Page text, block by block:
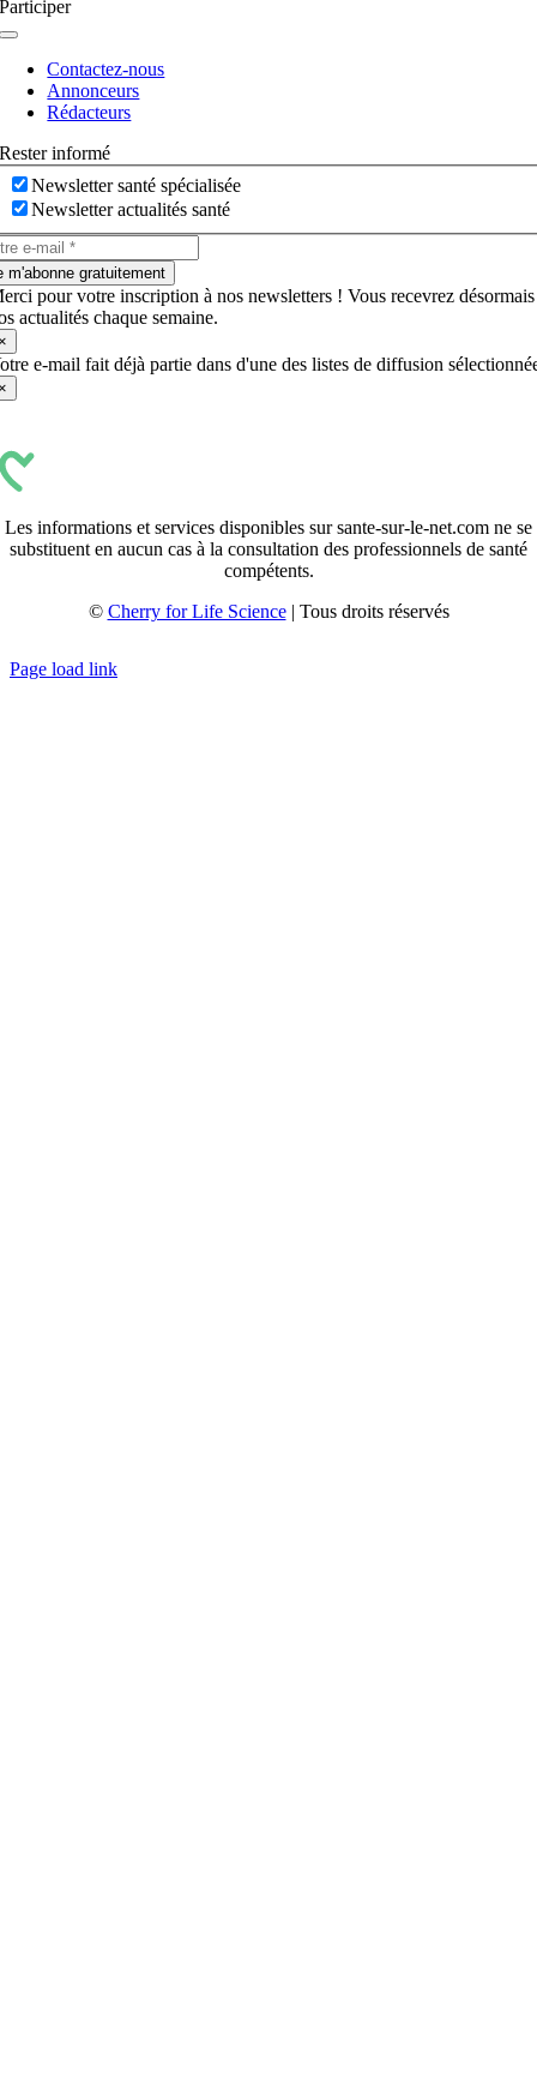
Participer
Navigation
basculeContactez-nous
Annonceurs
Rédacteurs
Rester informé
Newsletter santé spécialisée
Newsletter actualités santé
m'abonne gratuitement
pour votre inscription à nos newsletters ! Vous recevrez désormais
actualités chaque semaine.
e-mail fait déjà partie dans d'une des listes de diffusion
Les informations et services disponibles sur sante-sur-le-net.com ne se
substituent en aucun cas à la consultation des professionnels de santé
compétents.
© Cherry for Life Science| Tous droits réservés
Page load link